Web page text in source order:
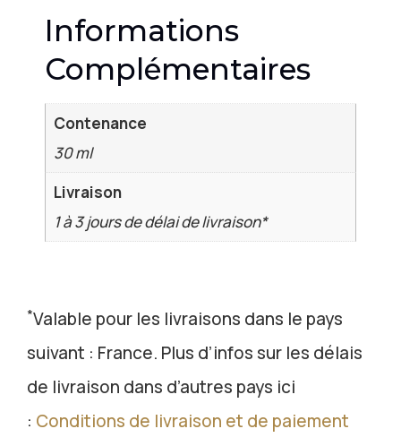
Informations
Complémentaires
Contenance
30 ml
Livraison
1 à 3 jours de délai de livraison*
*Valable pour les livraisons dans le pays
suivant : France. Plus d’infos sur les délais
de livraison dans d’autres pays ici
: Conditions de livraison et de paiement